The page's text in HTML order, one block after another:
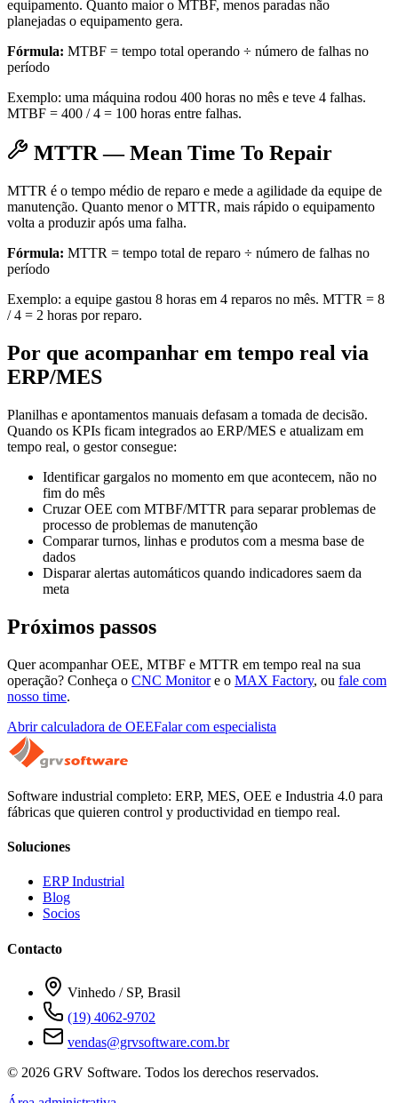
equipamento. Quanto maior o MTBF, menos paradas não
planejadas o equipamento gera.
Fórmula: MTBF = tempo total operando ÷ número de falhas no
período
Exemplo: uma máquina rodou 400 horas no mês e teve 4 falhas.
MTBF = 400 / 4 = 100 horas entre falhas.
MTTR — Mean Time To Repair
MTTR é o tempo médio de reparo e mede a agilidade da equipe de
manutenção. Quanto menor o MTTR, mais rápido o equipamento
volta a produzir após uma falha.
Fórmula: MTTR = tempo total de reparo ÷ número de falhas no
período
Exemplo: a equipe gastou 8 horas em 4 reparos no mês. MTTR = 8
/ 4 = 2 horas por reparo.
Por que acompanhar em tempo real via
ERP/MES
Planilhas e apontamentos manuais defasam a tomada de decisão.
Quando os KPIs ficam integrados ao ERP/MES e atualizam em
tempo real, o gestor consegue:
Identificar gargalos no momento em que acontecem, não no
fim do mês
Cruzar OEE com MTBF/MTTR para separar problemas de
processo de problemas de manutenção
Comparar turnos, linhas e produtos com a mesma base de
dados
Disparar alertas automáticos quando indicadores saem da
meta
Próximos passos
Quer acompanhar OEE, MTBF e MTTR em tempo real na sua
operação? Conheça o CNC Monitor e o MAX Factory, ou fale com
nosso time.
Abrir calculadora de OEEFalar com especialista
Software industrial completo: ERP, MES, OEE e Industria 4.0 para
fábricas que quieren control y productividad en tiempo real.
Soluciones
ERP Industrial
Blog
Socios
Contacto
Vinhedo / SP, Brasil
(19) 4062-9702
vendas@grvsoftware.com.br
© 2026 GRV Software. Todos los derechos reservados.